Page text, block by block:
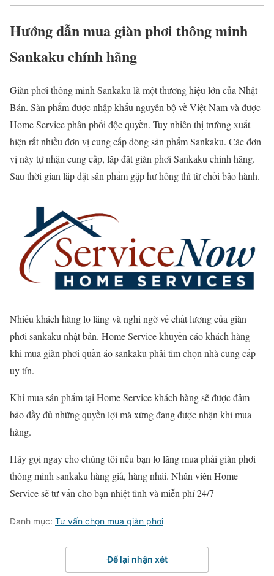
Hướng dẫn mua giàn phơi thông minh
Sankaku chính hãng
Giàn phơi thông minh Sankaku là một thương hiệu lớn của Nhật
Bản. Sản phẩm được nhập khẩu nguyên bộ về Việt Nam và được
Home Service phân phối độc quyền. Tuy nhiên thị trường xuất
hiện rất nhiều đơn vị cung cấp dòng sản phẩm Sankaku. Các đơn
vị này tự nhận cung cấp, lắp đặt giàn phơi Sankaku chính hãng.
Sau thời gian lắp đặt sản phẩm gặp hư hỏng thì từ chối bảo hành.
Nhiều khách hàng lo lắng và nghi ngờ về chất lượng của giàn
phơi sankaku nhật bản. Home Service khuyến cáo khách hàng
khi mua giàn phơi quần áo sankaku phải tìm chọn nhà cung cấp
uy tín.
Khi mua sản phẩm tại Home Service khách hàng sẽ được đảm
bảo đầy đủ những quyền lợi mà xứng đang được nhận khi mua
hàng.
Hãy gọi ngay cho chúng tôi nếu bạn lo lắng mua phải giàn phơi
thông minh sankaku hàng giả, hàng nhái. Nhân viên Home
Service sẽ tư vấn cho bạn nhiệt tình và miễn phí 24/7
Danh mục: Tư vấn chọn mua giàn phơi
Để lại nhận xét